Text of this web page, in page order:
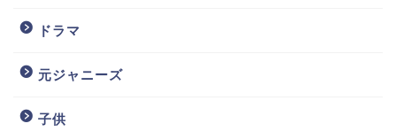
ドラマ
元ジャニーズ
子供